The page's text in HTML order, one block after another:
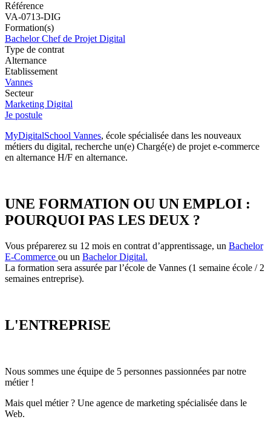
Référence
VA-0713-DIG
Formation(s)
Bachelor Chef de Projet Digital
Type de contrat
Alternance
Etablissement
Vannes
Secteur
Marketing Digital
Je postule
MyDigitalSchool Vannes, école spécialisée dans les nouveaux
métiers du digital, recherche un(e) Chargé(e) de projet e-commerce
en alternance H/F en alternance.
UNE FORMATION OU UN EMPLOI :
POURQUOI PAS LES DEUX ?
Vous préparerez su 12 mois en contrat d’apprentissage, un Bachelor
E-Commerce ou un Bachelor Digital.
La formation sera assurée par l’école de Vannes (1 semaine école / 2
semaines entreprise).
L'ENTREPRISE
Nous sommes une équipe de 5 personnes passionnées par notre
métier !
Mais quel métier ? Une agence de marketing spécialisée dans le
Web.